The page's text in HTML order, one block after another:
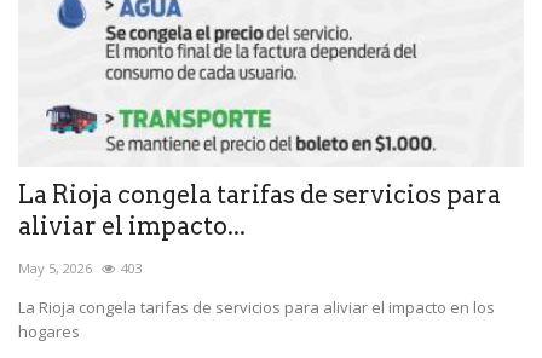
La Rioja congela tarifas de servicios para
aliviar el impacto...
May 5, 2026 403
La Rioja congela tarifas de servicios para aliviar el impacto en los
hogares